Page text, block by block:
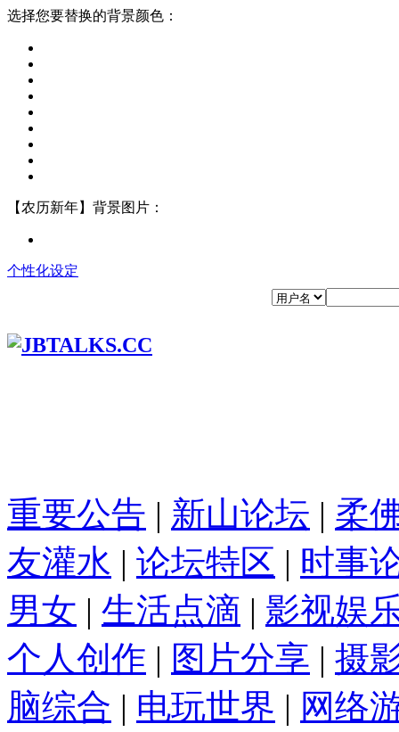
选择您要替换的背景颜色：
【农历新年】背景图片：
个性化设定
重要公告 | 新山论坛 | 柔
友灌水 | 论坛特区 | 时事
男女 | 生活点滴 | 影视娱
个人创作 | 图片分享 | 摄
脑综合 | 电玩世界 | 网络